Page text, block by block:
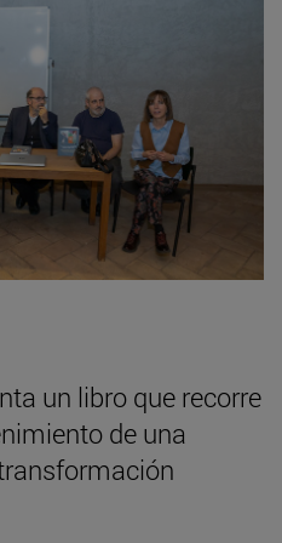
un libro que recorre
de una